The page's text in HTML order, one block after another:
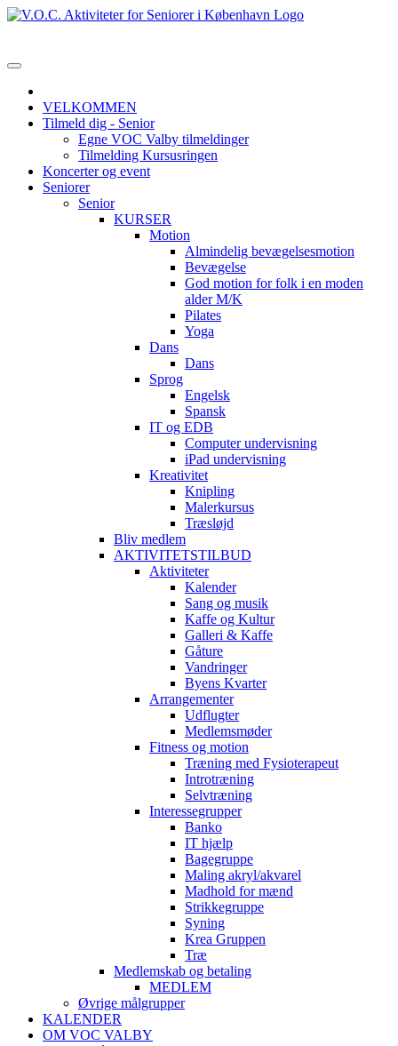
VELKOMMEN
Tilmeld dig - Senior
Egne VOC Valby tilmeldinger
Tilmelding Kursusringen
Koncerter og event
Seniorer
Senior
KURSER
Motion
Almindelig bevægelsesmotion
Bevægelse
God motion for folk i en moden
alder M/K
Pilates
Yoga
Dans
Dans
Sprog
Engelsk
Spansk
IT og EDB
Computer undervisning
iPad undervisning
Kreativitet
Knipling
Malerkursus
Træsløjd
Bliv medlem
AKTIVITETSTILBUD
Aktiviteter
Kalender
Sang og musik
Kaffe og Kultur
Galleri & Kaffe
Gåture
Vandringer
Byens Kvarter
Arrangementer
Udflugter
Medlemsmøder
Fitness og motion
Træning med Fysioterapeut
Introtræning
Selvtræning
Interessegrupper
Banko
IT hjælp
Bagegruppe
Maling akryl/akvarel
Madhold for mænd
Strikkegruppe
Syning
Krea Gruppen
Træ
Medlemskab og betaling
MEDLEM
Øvrige målgrupper
KALENDER
OM VOC VALBY